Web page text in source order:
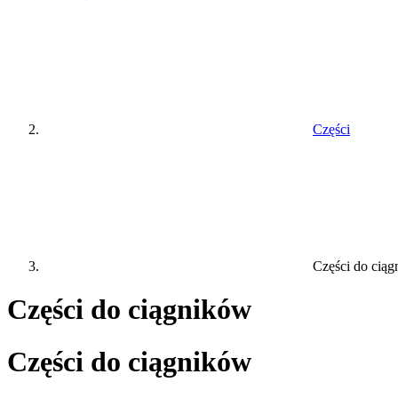
Części
Części do
Części do ciągników
Części do ciągników